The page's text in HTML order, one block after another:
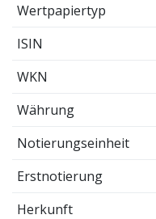
Wertpapiertyp
ISIN
WKN
Währung
Notierungseinheit
Erstnotierung
Herkunft